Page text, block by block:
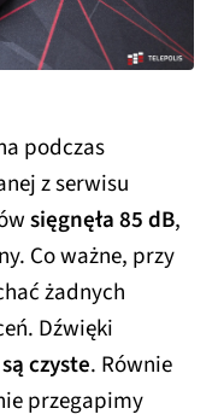
podczas
z serwisu
sięgnęła 85 dB,
Co ważne, przy
żadnych
Dźwięki
są czyste. Równie
przegapimy